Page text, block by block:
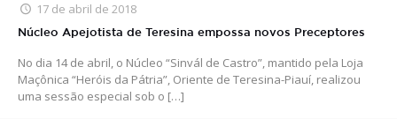
17 de abril de 2018
Núcleo Apejotista de Teresina empossa novos Preceptores
No dia 14 de abril, o Núcleo “Sinvál de Castro”, mantido pela Loja
Maçônica “Heróis da Pátria”, Oriente de Teresina-Piauí, realizou
uma sessão especial sob o […]